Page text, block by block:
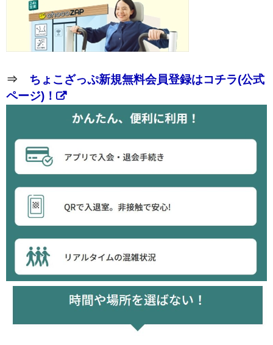
⇒ ちょこざっぷ新規無料会員登録はコチラ(公式
ページ)！